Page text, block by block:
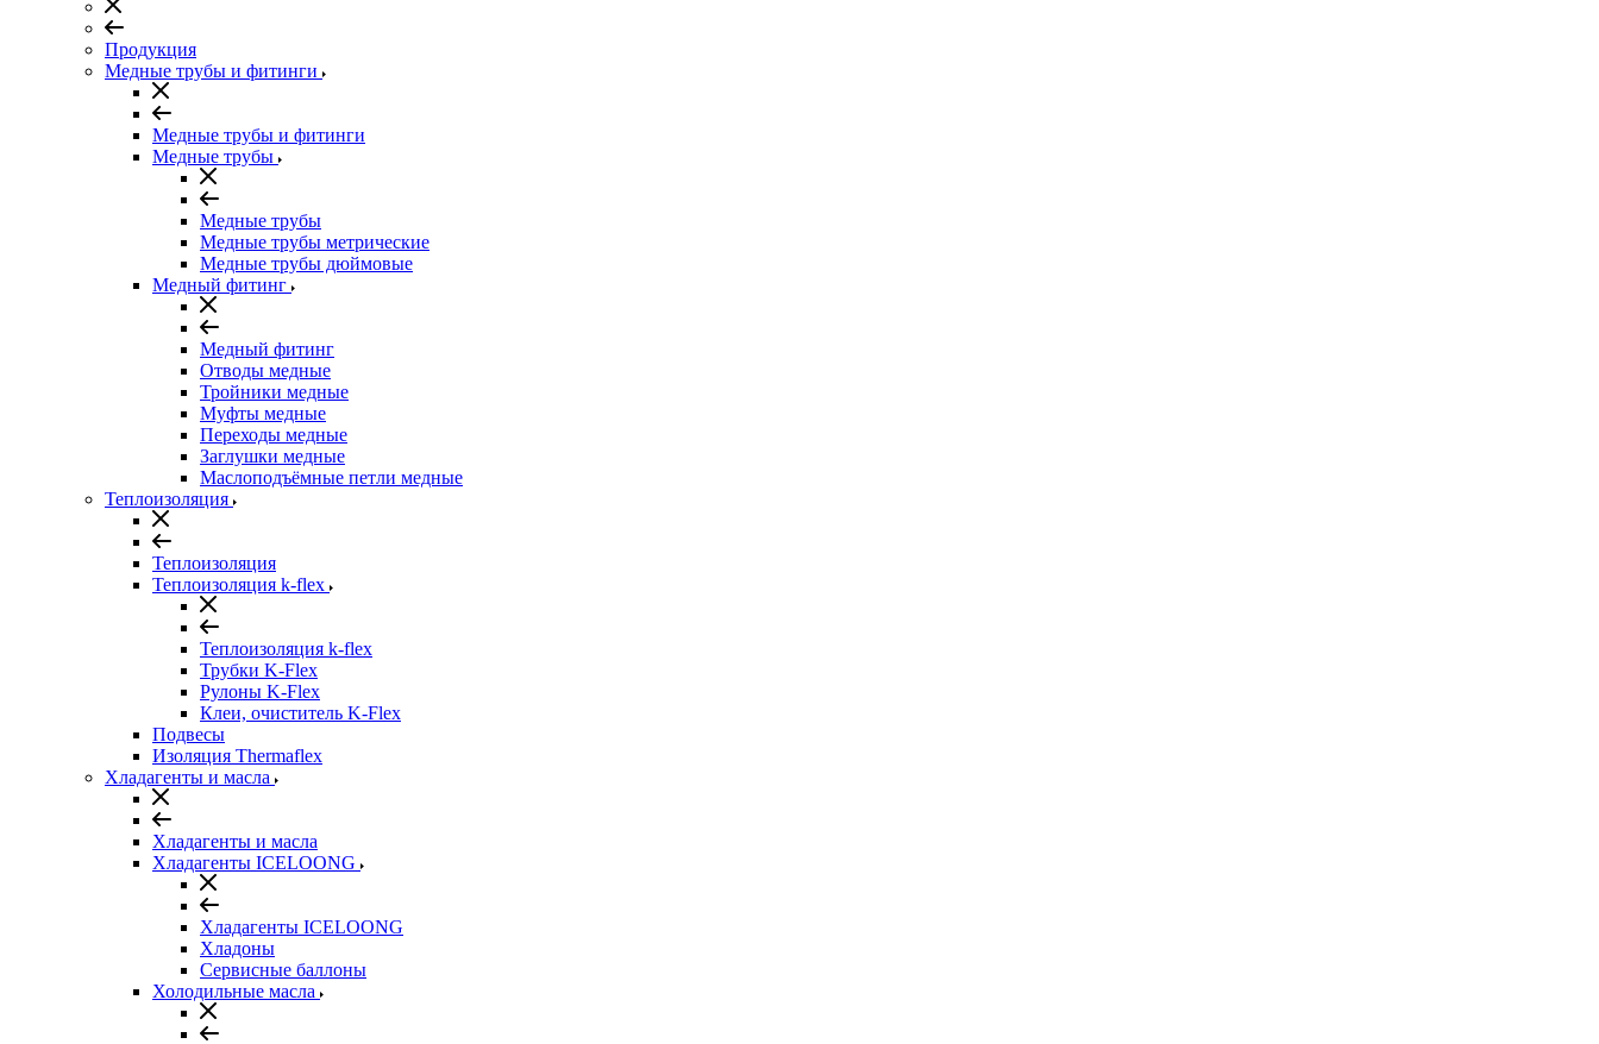
Продукция
Медные трубы и фитинги
Медные трубы и фитинги
Медные трубы
Медные трубы
Медные трубы метрические
Медные трубы дюймовые
Медный фитинг
Медный фитинг
Отводы медные
Тройники медные
Муфты медные
Переходы медные
Заглушки медные
Маслоподъёмные петли медные
Теплоизоляция
Теплоизоляция
Теплоизоляция k-flex
Теплоизоляция k-flex
Трубки K-Flex
Рулоны K-Flex
Клеи, очиститель K-Flex
Подвесы
Изоляция Thermaflex
Хладагенты и масла
Хладагенты и масла
Хладагенты ICELOONG
Хладагенты ICELOONG
Хладоны
Сервисные баллоны
Холодильные масла